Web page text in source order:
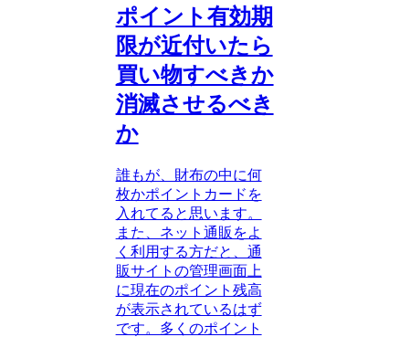
ポイント有効期
限が近付いたら
買い物すべきか
消滅させるべき
か
誰もが、財布の中に何
枚かポイントカードを
入れてると思います。
また、ネット通販をよ
く利用する方だと、通
販サイトの管理画面上
に現在のポイント残高
が表示されているはず
です。多くのポイント